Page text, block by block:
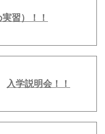
習）！！
入学説明会！！